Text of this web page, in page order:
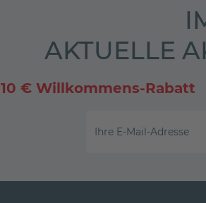
AKTUELLE
10 € Willkommens-Rabatt
Ihre E-Mail-Adresse